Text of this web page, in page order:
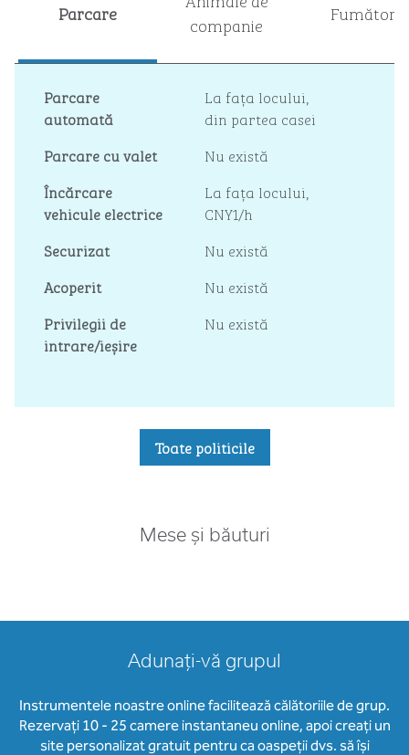
Parcare
companie
Fumători
Parcare
automată
La fața locului,
din partea casei
Parcare cu valet
Nu există
Încărcare
vehicule electrice
La fața locului,
CNY1/h
Securizat
Nu există
Acoperit
Nu există
Privilegii de
intrare/ieșire
Nu există
Toate politicile
Mese și băuturi
Adunați-vă grupul
Instrumentele noastre online facilitează călătoriile de grup.
Rezervați 10 - 25 camere instantaneu online, apoi creați un
site personalizat gratuit pentru ca oaspeții dvs. să își